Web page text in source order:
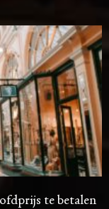
te betalen